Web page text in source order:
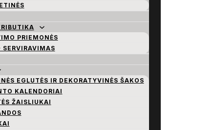
PRIEMONĖS
SERVIRAVIMAS
EGLUTĖS IR DEKORATYVINĖS ŠAKOS
KALENDORIAI
ŽAISLIUKAI